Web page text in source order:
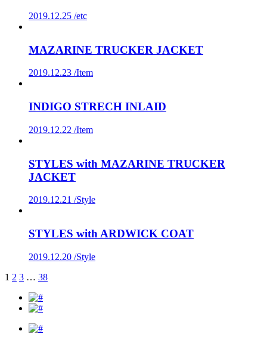
2019.12.25 /etc
MAZARINE TRUCKER JACKET
2019.12.23 /Item
INDIGO STRECH INLAID
2019.12.22 /Item
STYLES with MAZARINE TRUCKER
JACKET
2019.12.21 /Style
STYLES with ARDWICK COAT
2019.12.20 /Style
1 2 3 … 38